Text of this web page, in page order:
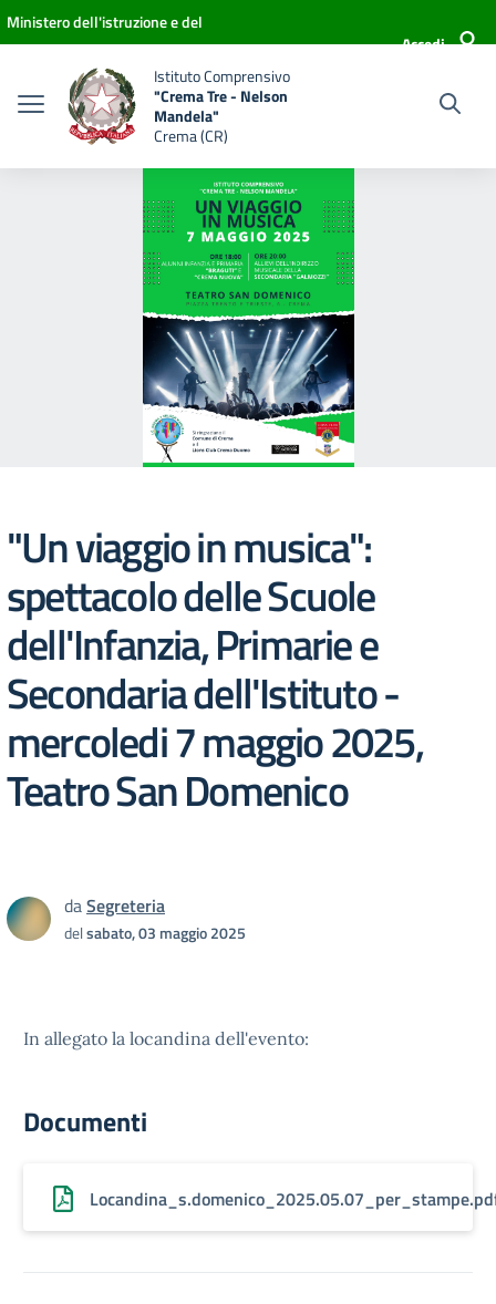
Vai ai contenuti
Vai al menu di navigazione
Vai al footer
Ministero dell'istruzione e del
Accedi
Istituto Comprensivo
"Crema Tre - Nelson
Mandela"
Crema (CR)
"Un viaggio in musica":
spettacolo delle Scuole
dell'Infanzia, Primarie e
Secondaria dell'Istituto -
mercoledi 7 maggio 2025,
Teatro San Domenico
daSegreteria
delsabato, 03 maggio 2025
In allegato la locandina dell'evento:
Documenti